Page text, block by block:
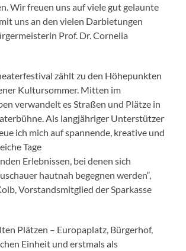
Wir freuen uns auf viele gut gelaunte
uns an den vielen Darbietungen
Prof. Dr. Cornelia
zählt zu den Höhepunkten
Kultursommer. Mitten im
verwandelt es Straßen und Plätze in
Als langjähriger Unterstützer
ich mich auf spannende, kreative und
Tage
Erlebnissen, bei denen sich
hautnah begegnen werden“,
Vorstandsmitglied der Sparkasse
Plätzen – Europaplatz, Bürgerhof,
Einheit und erstmals als